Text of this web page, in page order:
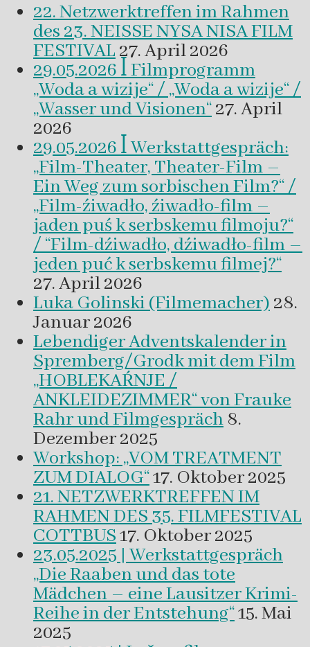
22. Netzwerktreffen im Rahmen
des 23. NEISSE NYSA NISA FILM
FESTIVAL27. April 2026
29.05.2026 ꟾ Filmprogramm
„Woda a wizije“ / „Woda a wizije“ /
„Wasser und Visionen“27. April
2026
29.05.2026 ꟾ Werkstattgespräch:
„Film-Theater, Theater-Film –
Ein Weg zum sorbischen Film?“ /
„Film-źiwadło, źiwadło-film –
jaden puś k serbskemu filmoju?“
/ “Film-dźiwadło, dźiwadło-film –
jeden puć k serbskemu filmej?“
27. April 2026
Luka Golinski (Filmemacher)28.
Januar 2026
Lebendiger Adventskalender in
Spremberg/Grodk mit dem Film
„HOBLEKAŔNJE /
ANKLEIDEZIMMER“ von Frauke
Rahr und Filmgespräch 8.
Dezember 2025
Workshop: „VOM TREATMENT
ZUM DIALOG“17. Oktober 2025
21. NETZWERKTREFFEN IM
RAHMEN DES 35. FILMFESTIVAL
COTTBUS17. Oktober 2025
23.05.2025 | Werkstattgespräch
„Die Raaben und das tote
Mädchen – eine Lausitzer Krimi-
Reihe in der Entstehung“15. Mai
2025